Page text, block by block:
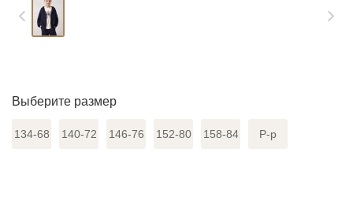
Выберите размер
134-68 140-72 146-76 152-80 158-84 Р-р